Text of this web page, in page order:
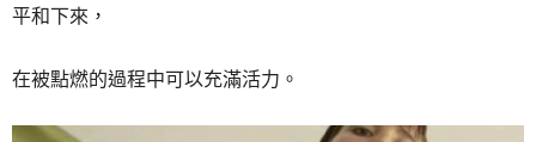
平和下來，
在被點燃的過程中可以充滿活力。